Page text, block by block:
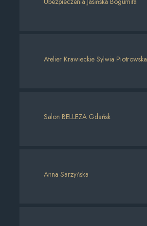
Atelier Krawieckie Sylwia Piotrowska
Salon BELLEZA Gdańsk
Anna Sarzyńska